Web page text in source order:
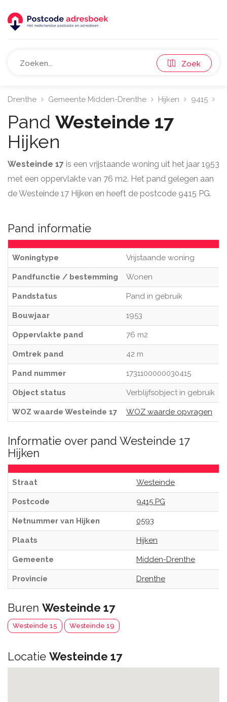
Zoek
Drenthe Gemeente Midden-Drenthe Hijken 9415
Pand Westeinde 17
Hijken
Westeinde 17 is een vrijstaande woning uit het jaar 1953
met een oppervlakte van 76 m2. Het pand gelegen aan
de Westeinde 17 Hijken en heeft de postcode 9415 PG.
Pand informatie
Woningtype Vrijstaande woning
Pandfunctie / bestemming Wonen
Pandstatus Pand in gebruik
Bouwjaar 1953
Oppervlakte pand 76 m2
Omtrek pand 42 m
Pand nummer 1731100000030415
Object status Verblijfsobject in gebruik
WOZ waarde Westeinde 17 WOZ waarde opvragen
Informatie over pand Westeinde 17
Hijken
Straat Westeinde
Postcode 9415 PG
Netnummer van Hijken 0593
Plaats Hijken
Gemeente Midden-Drenthe
Provincie Drenthe
Buren Westeinde 17
Westeinde 15 Westeinde 19
Locatie Westeinde 17